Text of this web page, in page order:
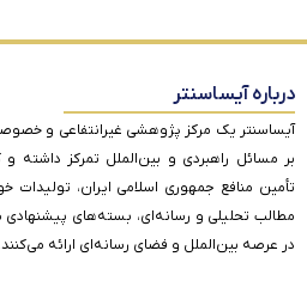
درباره آیساسنتر
آیساسنتر یک مرکز پژوهشی غیرانتفاعی و
بر مسائل راهبردی و بین‌الملل تمرکز داشته
تأمین منافع جمهوری اسلامی ایران، تولیدات
مطالب تحلیلی و رسانه‌ای، بسته‌های
در عرصه بین‌الملل و فضای رسانه‌ای ارائه می‌کنند.